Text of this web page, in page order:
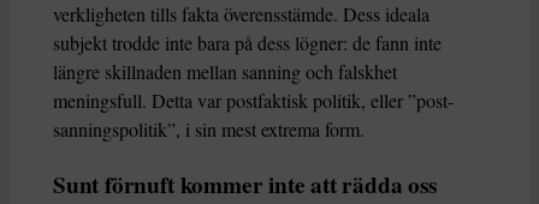
verkligheten tills fakta överensstämde. Dess ideala
subjekt trodde inte bara på dess lögner: de fann inte
längre skillnaden mellan sanning och falskhet
meningsfull. Detta var postfaktisk politik, eller ”post-
sanningspolitik”, i sin mest extrema form.
Sunt förnuft kommer inte att rädda oss